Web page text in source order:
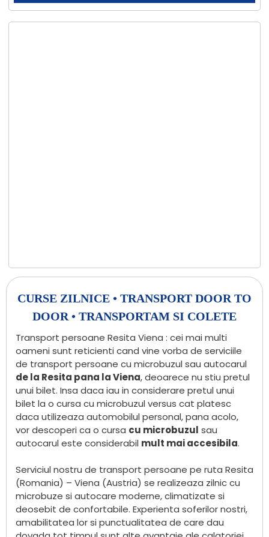
CURSE ZILNICE • TRANSPORT DOOR TO
DOOR • TRANSPORTAM SI COLETE
Transport persoane Resita Viena : cei mai multi
oameni sunt reticienti cand vine vorba de serviciile
de transport persoane cu microbuzul sau autocarul
de la Resita pana la Viena, deoarece nu stiu pretul
unui bilet. Insa daca iau in considerare pretul unui
bilet la o cursa cu microbuzul versus cat platesc
daca utilizeaza automobilul personal, pana acolo,
vor descoperi ca o cursa cu microbuzul sau
autocarul este considerabil mult mai accesibila.
Serviciul nostru de transport persoane pe ruta Resita
(Romania) – Viena (Austria) se realizeaza zilnic cu
microbuze si autocare moderne, climatizate si
deosebit de confortabile. Experienta soferilor nostri,
amabilitatea lor si punctualitatea de care dau